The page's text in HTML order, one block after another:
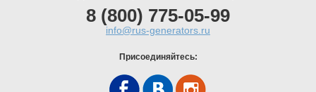
8 (800) 775-05-99
info@rus-generators.ru
Присоединяйтесь: